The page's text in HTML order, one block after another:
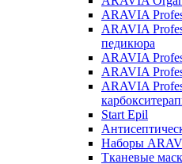
ARAVIA
ARAVIA
педикюра
ARAVIA
ARAVIA
ARAVIA
Start Epil
Наборы
Тканевые